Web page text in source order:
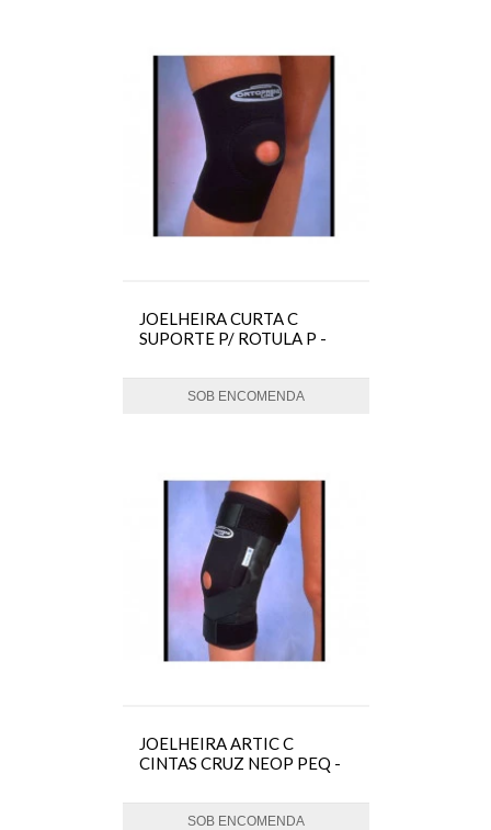
JOELHEIRA CURTA C
SUPORTE P/ ROTULA P -
SOB ENCOMENDA
JOELHEIRA ARTIC C
CINTAS CRUZ NEOP PEQ -
SOB ENCOMENDA